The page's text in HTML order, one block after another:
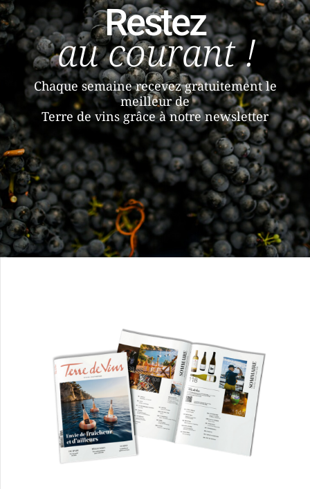
Restez
au courant !
Chaque semaine recevez gratuitement le
meilleur de
Terre de vins grâce à notre newsletter